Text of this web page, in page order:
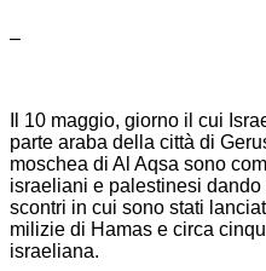
–
Il 10 maggio, giorno il cui
parte araba della città di
moschea di Al Aqsa sono
israeliani e palestinesi
scontri in cui sono stati
milizie di Hamas e circa
israeliana.